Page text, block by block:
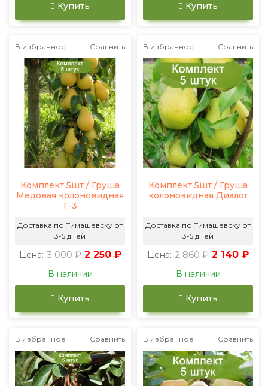
Купить Купить
В избранное Сравнить
Комплект 5шт / Груша
Медовая колоновидная
Г-3
Доставка по Тимашевску от
3-5 дней
Цена: 3 000 ₽ 2 250 ₽
В наличии
Купить
В избранное Сравнить
Комплект 5шт / Груша
колоновидная Диалог
Доставка по Тимашевску от
3-5 дней
Цена: 2 860 ₽ 2 140 ₽
В наличии
Купить
В избранное Сравнить В избранное Сравнить